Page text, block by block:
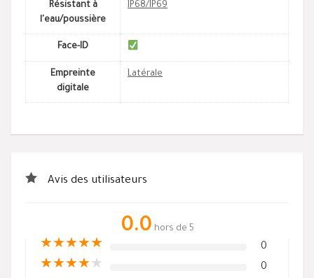
Résistant à
l'eau/poussière
IP68/IP69
Face-ID
Empreinte
digitale
Latérale
Avis des utilisateurs
0.0 hors de 5
★★★★★ 0
★★★★★ 0